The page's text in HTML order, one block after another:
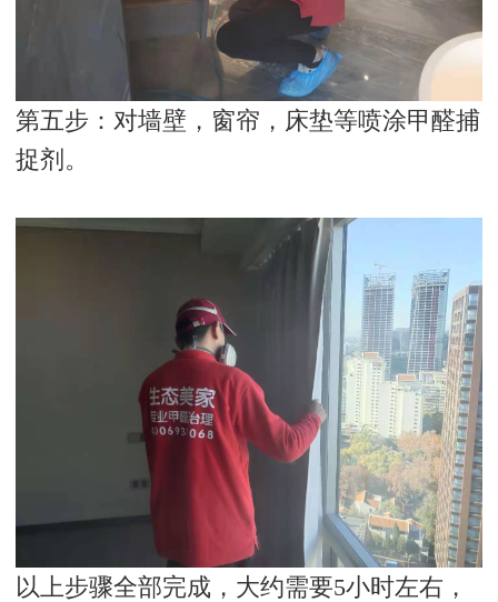
第五步：对墙壁，窗帘，床垫等喷涂甲醛捕
捉剂。
以上步骤全部完成，大约需要5小时左右，